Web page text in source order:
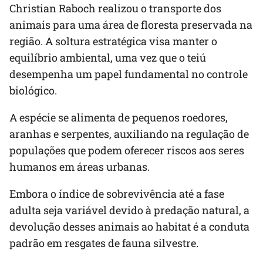
Christian Raboch realizou o transporte dos
animais para uma área de floresta preservada na
região. A soltura estratégica visa manter o
equilíbrio ambiental, uma vez que o teiú
desempenha um papel fundamental no controle
biológico.
A espécie se alimenta de pequenos roedores,
aranhas e serpentes, auxiliando na regulação de
populações que podem oferecer riscos aos seres
humanos em áreas urbanas.
Embora o índice de sobrevivência até a fase
adulta seja variável devido à predação natural, a
devolução desses animais ao habitat é a conduta
padrão em resgates de fauna silvestre.